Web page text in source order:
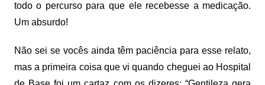
todo o percurso para que ele recebesse a medicação.
Um absurdo!
Não sei se vocês ainda têm paciência para esse relato,
mas a primeira coisa que vi quando cheguei ao Hospital